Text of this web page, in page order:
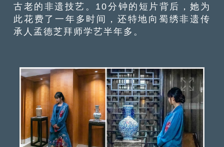
古老的非遗技艺。10分钟的短片背后，她为
此花费了一年多时间，还特地向蜀绣非遗传
承人孟德芝拜师学艺半年多。